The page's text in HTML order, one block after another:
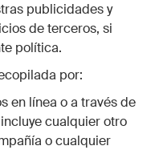
publicidades y
de terceros, si
política.
por:
en línea o a través de
cualquier otro
o cualquier